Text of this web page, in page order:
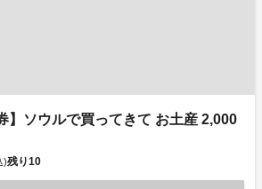
】ソウルで買ってきて お土産 2,000
)残り10